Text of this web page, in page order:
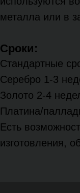
металла или в
Сроки:
Стандартные
Серебро 1-3
Золото 2-4
Платина/
Есть
изготовления,